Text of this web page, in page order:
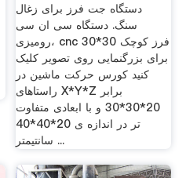
دستگاه جت فرز برای زغال
سنگ. دستگاه سی ان سی
رومیزی، cnc فرز کوچک 30*30
برای بزرگنمایی روی تصویر کلیک
کنید کورس حرکت ماشین در
راستاهای X*Y*Z برابر
20*30*30 و با ابعادی متفاوت
تر در اندازه ی 20*40*40
سانتیمتر ...